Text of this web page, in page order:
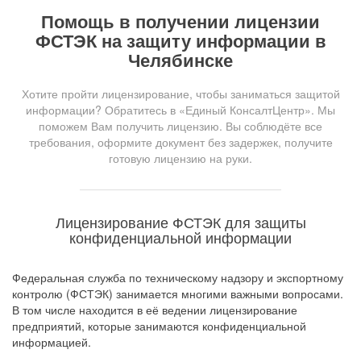
Помощь в получении лицензии
ФСТЭК на защиту информации в
Челябинске
Хотите пройти лицензирование, чтобы заниматься защитой
информации? Обратитесь в «Единый КонсалтЦентр». Мы
поможем Вам получить лицензию. Вы соблюдёте все
требования, оформите документ без задержек, получите
готовую лицензию на руки.
Лицензирование ФСТЭК для защиты
конфиденциальной информации
Федеральная служба по техническому надзору и экспортному
контролю (ФСТЭК) занимается многими важными вопросами.
В том числе находится в её ведении лицензирование
предприятий, которые занимаются конфиденциальной
информацией.